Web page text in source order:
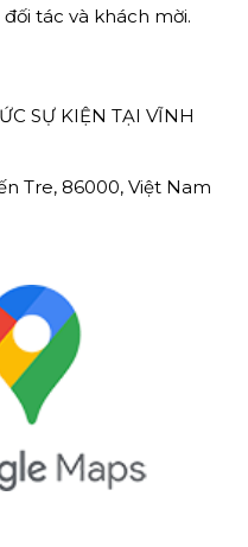
tác và khách mời.
SỰ KIỆN TẠI VĨNH
Tre, 86000, Việt Nam